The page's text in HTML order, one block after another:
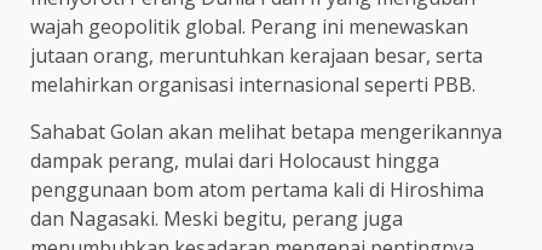
wajah geopolitik global. Perang ini menewaskan
jutaan orang, meruntuhkan kerajaan besar, serta
melahirkan organisasi internasional seperti PBB.
Sahabat Golan akan melihat betapa mengerikannya
dampak perang, mulai dari Holocaust hingga
penggunaan bom atom pertama kali di Hiroshima
dan Nagasaki. Meski begitu, perang juga